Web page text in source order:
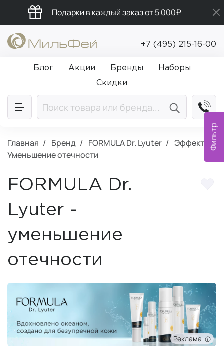
Фильтр
Подарки в каждый заказ от 5 000₽
Бесплатная доставка от 5 000₽
Промокод ПРИВЕТ
+7 (495) 215-16-00
Блог Акции Бренды
Наборы
Скидки
Главная Бренд FORMULA Dr. Lyuter
Эффект:
Уменьшение отечности
FORMULA Dr.
Lyuter -
уменьшение
отечности
Реклама